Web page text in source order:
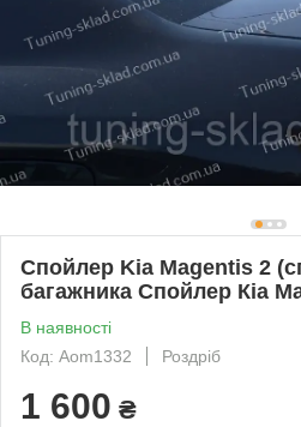
Спойлер Kia Magentis 2
багажника Спойлер Кіа
В наявності
Код: Aom1332
Роздріб
1 600 ₴